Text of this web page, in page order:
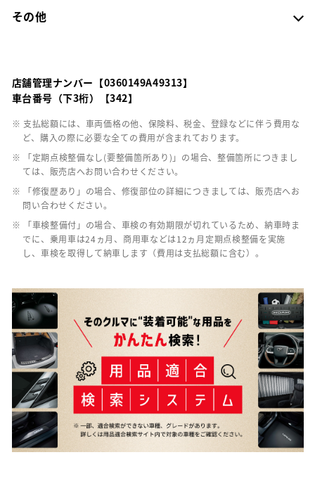
その他
店舗管理ナンバー【0360149A49313】
車台番号（下3桁）【342】
※ 支払総額には、車両価格の他、保険料、税金、登録などに伴う費用な
ど、購入の際に必要な全ての費用が含まれております。
※ 「定期点検整備なし(要整備箇所あり)」の場合、整備箇所につきまし
ては、販売店へお問い合わせください。
※ 「修復歴あり」の場合、修復部位の詳細につきましては、販売店へお
問い合わせください。
※ 「車検整備付」の場合、車検の有効期限が切れているため、納車時ま
でに、乗用車は24ヵ月、商用車などは12ヵ月定期点検整備を実施
し、車検を取得して納車します（費用は支払総額に含む）。